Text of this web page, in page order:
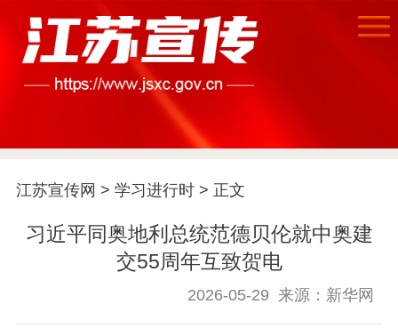
首页
江苏要闻
公示公告
通知公告 信息公开制度
信息公开指南
信息公开年度报
政策法规
江苏宣传网 > 学习进行时> 正文
习近平同奥地利总统范德贝伦就中奥建
交55周年互致贺电
2026-05-29 来源：新华网